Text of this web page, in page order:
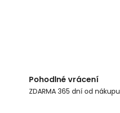
Pohodlné vrácení
ZDARMA 365 dní od nákupu